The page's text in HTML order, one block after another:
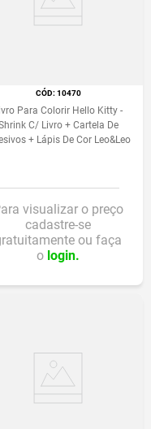
:10470
Para Colorir Hello Kitty -
C/ Livro + Cartela De
+ Lápis De Cor Leo&Leo
visualizar o preço
cadastre-se
ou faça
o login.